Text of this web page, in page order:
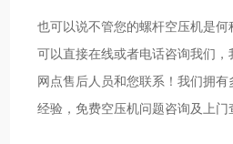
也可以说不管您的螺杆空压机是
可以直接在线或者电话咨询我们
网点售后人员和您联系！我们拥
经验，免费空压机问题咨询及上门